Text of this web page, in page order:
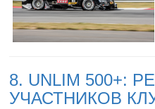
8. UNLIM 500+:
УЧАСТНИКОВ